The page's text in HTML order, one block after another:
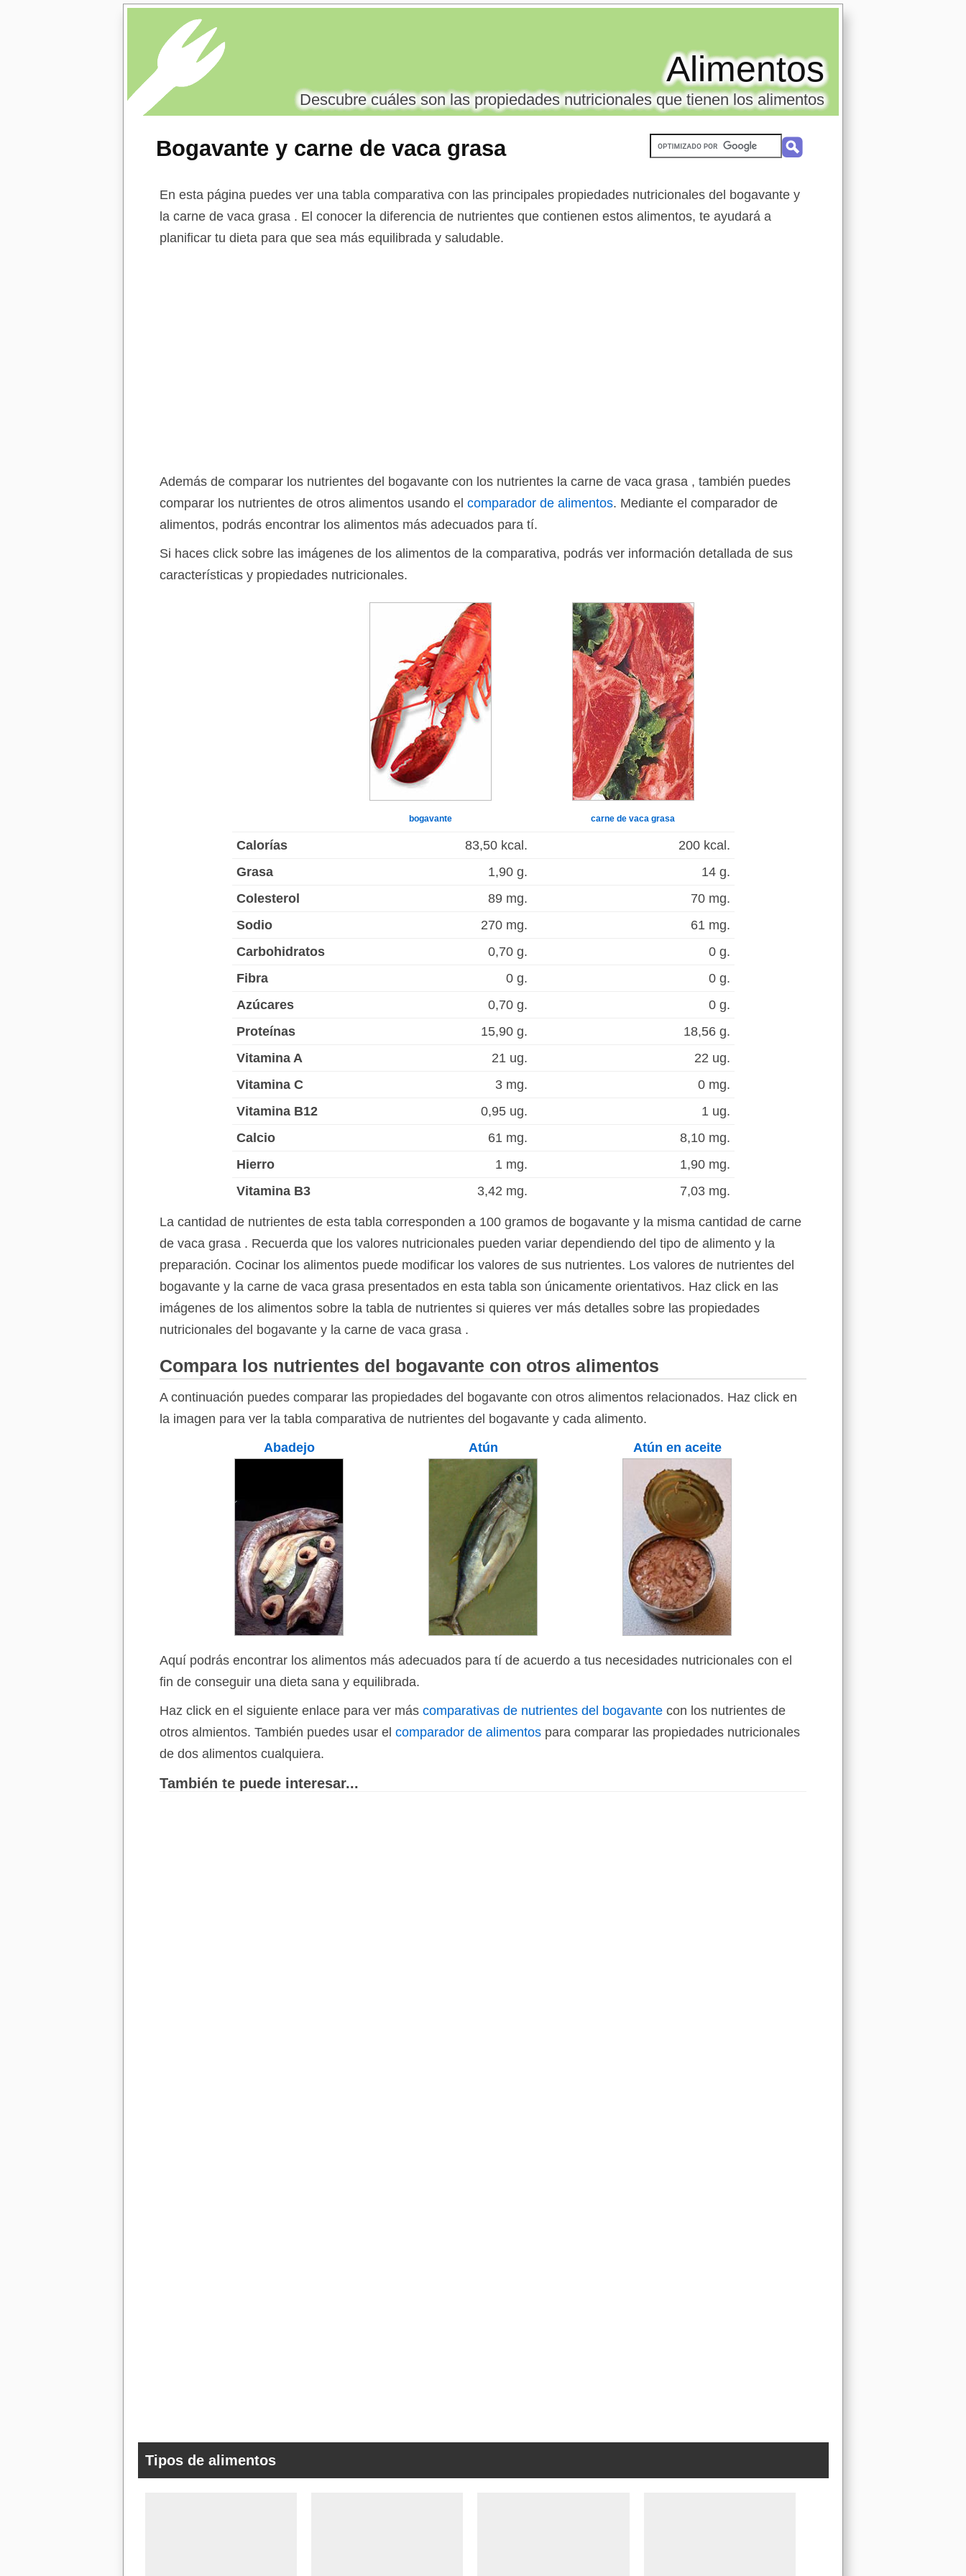
Bogavante y carne de vaca grasa
Alimentos
Descubre cuáles son las propiedades nutricionales que tienen los alimentos
En esta página puedes ver una tabla comparativa con las principales propiedades nutricionales del bogavante y
la carne de vaca grasa . El conocer la diferencia de nutrientes que contienen estos alimentos, te ayudará a
planificar tu dieta para que sea más equilibrada y saludable.
Además de comparar los nutrientes del bogavante con los nutrientes la carne de vaca grasa , también puedes
comparar los nutrientes de otros alimentos usando el comparador de alimentos. Mediante el comparador de
alimentos, podrás encontrar los alimentos más adecuados para tí.
Si haces click sobre las imágenes de los alimentos de la comparativa, podrás ver información detallada de sus
características y propiedades nutricionales.
bogavante carne de vaca grasa
Calorías 83,50 kcal.
200 kcal.
Grasa
1,90 g.
14 g.
Colesterol
89 mg.
70 mg.
Sodio
270 mg.
61 mg.
Carbohidratos
0,70 g.
0 g.
Fibra
0 g.
0 g.
Azúcares
0,70 g.
0 g.
Proteínas
15,90 g.
18,56 g.
Vitamina A
21 ug.
22 ug.
Vitamina C
3 mg.
0 mg.
Vitamina B12
0,95 ug.
1 ug.
Calcio
61 mg.
8,10 mg.
Hierro
1 mg.
1,90 mg.
Vitamina B3
3,42 mg. 7,03 mg.
La cantidad de nutrientes de esta tabla corresponden a 100 gramos de bogavante y la misma cantidad de carne
de vaca grasa . Recuerda que los valores nutricionales pueden variar dependiendo del tipo de alimento y la
preparación. Cocinar los alimentos puede modificar los valores de sus nutrientes. Los valores de nutrientes del
bogavante y la carne de vaca grasa presentados en esta tabla son únicamente orientativos. Haz click en las
imágenes de los alimentos sobre la tabla de nutrientes si quieres ver más detalles sobre las propiedades
nutricionales del bogavante y la carne de vaca grasa .
Compara los nutrientes del bogavante con otros alimentos
A continuación puedes comparar las propiedades del bogavante con otros alimentos relacionados. Haz click en
la imagen para ver la tabla comparativa de nutrientes del bogavante y cada alimento.
Abadejo
Atún Atún en aceite
Aquí podrás encontrar los alimentos más adecuados para tí de acuerdo a tus necesidades nutricionales con el
fin de conseguir una dieta sana y equilibrada.
Haz click en el siguiente enlace para ver más comparativas de nutrientes del bogavante con los nutrientes de
otros almientos. También puedes usar el comparador de alimentos para comparar las propiedades nutricionales
de dos alimentos cualquiera.
También te puede interesar...
Tipos de alimentos